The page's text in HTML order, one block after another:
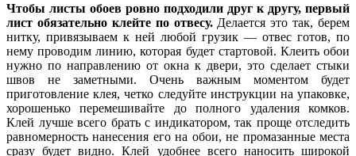
Чтобы листы обоев ровно подходили друг к другу, первый
лист обязательно клейте по отвесу.Делается это так, берем
нитку, привязываем к ней любой грузик — отвес готов, по
нему проводим линию, которая будет стартовой. Клеить обои
нужно по направлению от окна к двери, это сделает стыки
швов не заметными. Очень важным моментом будет
приготовление клея, четко следуйте инструкции на упаковке,
хорошенько перемешивайте до полного удаления комков.
Клей лучше всего брать с индикатором, так проще отследить
равномерность нанесения его на обои, не промазанные места
сразу будет видно. Клей удобнее всего наносить широкой